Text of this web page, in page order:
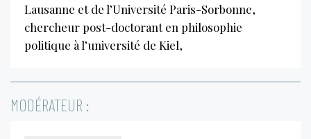
Lausanne et de l’Université Paris-Sorbonne,
chercheur post-doctorant en philosophie
politique à l’université de Kiel,
MODÉRATEUR :